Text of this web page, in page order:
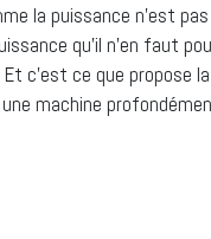
la puissance n’est
qu’il n’en faut
c’est ce que propose
machine